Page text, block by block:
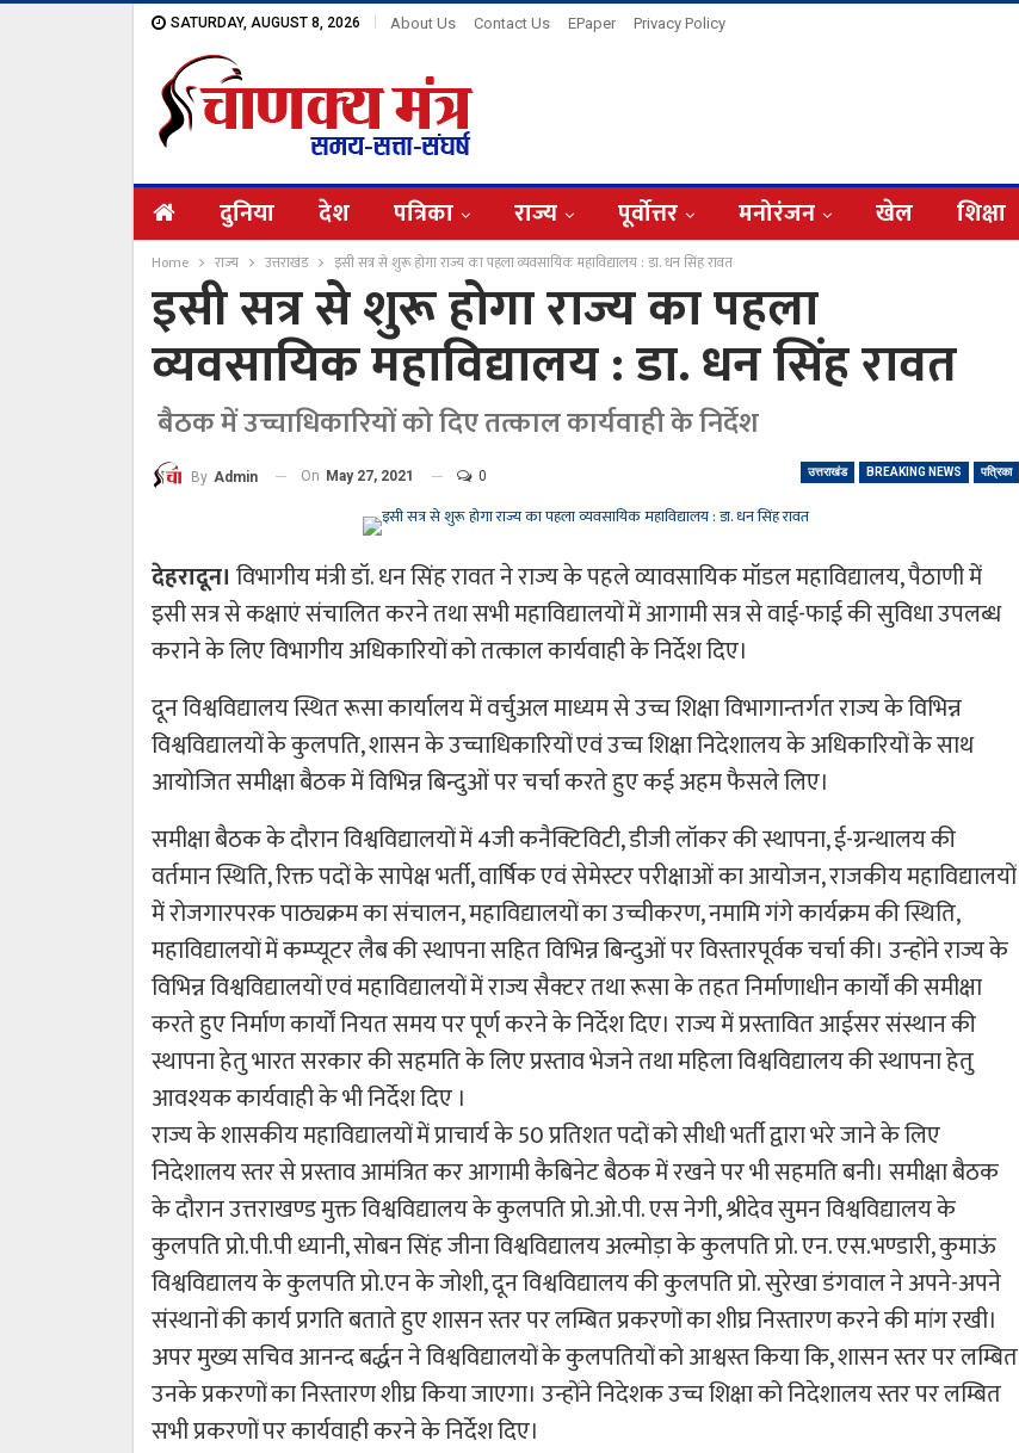
SATURDAY, AUGUST 8, 2026 About Us Contact Us EPaper Privacy Policy
दुनिया देश पत्रिका राज्य पूर्वोत्तर मनोरंजन खेल शिक्षा
Home राज्य उत्तराखंड इसी सत्र से शुरू होगा राज्य का पहला व्यवसायिक महाविद्यालय : डा. धन सिंह रावत
इसी सत्र से शुरू होगा राज्य का पहला
व्यवसायिक महाविद्यालय : डा. धन सिंह रावत
बैठक में उच्चाधिकारियों को दिए तत्काल कार्यवाही के निर्देश
उत्तराखंड BREAKING NEWS पत्रिका
By Admin On May 27, 2021 0
देहरादून। विभागीय मंत्री डॉ. धन सिंह रावत ने राज्य के पहले व्यावसायिक मॉडल महाविद्यालय, पैठाणी में
इसी सत्र से कक्षाएं संचालित करने तथा सभी महाविद्यालयों में आगामी सत्र से वाई-फाई की सुविधा उपलब्ध
कराने के लिए विभागीय अधिकारियों को तत्काल कार्यवाही के निर्देश दिए।
दून विश्वविद्यालय स्थित रूसा कार्यालय में वर्चुअल माध्यम से उच्च शिक्षा विभागान्तर्गत राज्य के विभिन्न
विश्वविद्यालयों के कुलपति, शासन के उच्चाधिकारियों एवं उच्च शिक्षा निदेशालय के अधिकारियों के साथ
आयोजित समीक्षा बैठक में विभिन्न बिन्दुओं पर चर्चा करते हुए कई अहम फैसले लिए।
समीक्षा बैठक के दौरान विश्वविद्यालयों में 4जी कनैक्टिविटी, डीजी लॉकर की स्थापना, ई-ग्रन्थालय की
वर्तमान स्थिति, रिक्त पदों के सापेक्ष भर्ती, वार्षिक एवं सेमेस्टर परीक्षाओं का आयोजन, राजकीय महाविद्यालयों
में रोजगारपरक पाठ्यक्रम का संचालन, महाविद्यालयों का उच्चीकरण, नमामि गंगे कार्यक्रम की स्थिति,
महाविद्यालयों में कम्प्यूटर लैब की स्थापना सहित विभिन्न बिन्दुओं पर विस्तारपूर्वक चर्चा की। उन्होंने राज्य के
विभिन्न विश्वविद्यालयों एवं महाविद्यालयों में राज्य सैक्टर तथा रूसा के तहत निर्माणाधीन कार्यों की समीक्षा
करते हुए निर्माण कार्यों नियत समय पर पूर्ण करने के निर्देश दिए। राज्य में प्रस्तावित आईसर संस्थान की
स्थापना हेतु भारत सरकार की सहमति के लिए प्रस्ताव भेजने तथा महिला विश्वविद्यालय की स्थापना हेतु
आवश्यक कार्यवाही के भी निर्देश दिए ।
राज्य के शासकीय महाविद्यालयों में प्राचार्य के 50 प्रतिशत पदों को सीधी भर्ती द्वारा भरे जाने के लिए
निदेशालय स्तर से प्रस्ताव आमंत्रित कर आगामी कैबिनेट बैठक में रखने पर भी सहमति बनी। समीक्षा बैठक
के दौरान उत्तराखण्ड मुक्त विश्वविद्यालय के कुलपति प्रो.ओ.पी. एस नेगी, श्रीदेव सुमन विश्वविद्यालय के
कुलपति प्रो.पी.पी ध्यानी, सोबन सिंह जीना विश्वविद्यालय अल्मोड़ा के कुलपति प्रो. एन. एस.भण्डारी, कुमाऊं
विश्वविद्यालय के कुलपति प्रो.एन के जोशी, दून विश्वविद्यालय की कुलपति प्रो. सुरेखा डंगवाल ने अपने-अपने
संस्थानों की कार्य प्रगति बताते हुए शासन स्तर पर लम्बित प्रकरणों का शीघ्र निस्तारण करने की मांग रखी।
अपर मुख्य सचिव आनन्द बर्द्धन ने विश्वविद्यालयों के कुलपतियों को आश्वस्त किया कि, शासन स्तर पर लम्बित
उनके प्रकरणों का निस्तारण शीघ्र किया जाएगा। उन्होंने निदेशक उच्च शिक्षा को निदेशालय स्तर पर लम्बित
सभी प्रकरणों पर कार्यवाही करने के निर्देश दिए।